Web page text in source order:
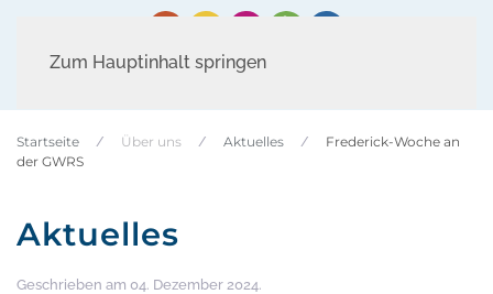
Zum Hauptinhalt springen
Startseite Über uns Aktuelles
Frederick-Woche an
der GWRS
Aktuelles
Geschrieben am 04. Dezember 2024.